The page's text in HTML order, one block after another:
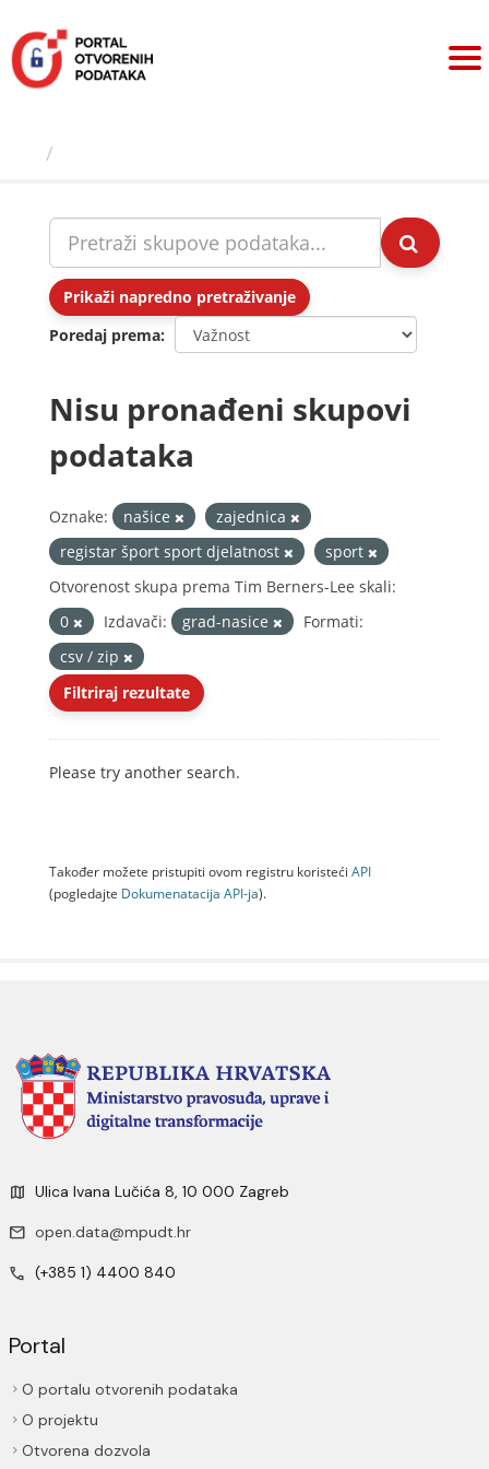
sadržaj
Prikaži napredno pretraživanje
Poredaj prema
Nisu pronađeni skupovi
podataka
Oznake: našice
zajednica
registar šport sport djelatnost
sport
Otvorenost skupa prema Tim Berners-Lee skali:
0
Izdavači: grad-nasice
Formati:
csv / zip
Filtriraj rezultate
Please try another search.
Također možete pristupiti ovom registru koristeći API
(pogledajte Dokumenаtаcijа API-jа).